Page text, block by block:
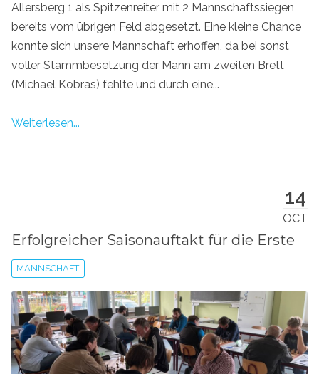
Allersberg 1 als Spitzenreiter mit 2 Mannschaftssiegen
bereits vom übrigen Feld abgesetzt. Eine kleine Chance
konnte sich unsere Mannschaft erhoffen, da bei sonst
voller Stammbesetzung der Mann am zweiten Brett
(Michael Kobras) fehlte und durch eine...
Weiterlesen...
14
OCT
Erfolgreicher Saisonauftakt für die Erste
MANNSCHAFT